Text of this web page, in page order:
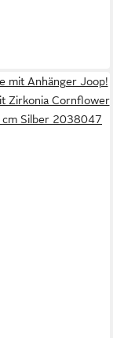
mit Anhänger Joop!
Zirkonia Cornflower
cm Silber 2038047